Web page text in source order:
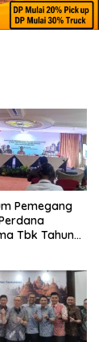
Pemegang
Tbk Tahun